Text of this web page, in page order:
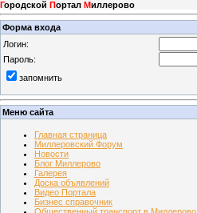
Городской Портал Миллерово
Форма входа
Логин:
Пароль:
запомнить
Меню сайта
Главная страница
Миллеровский Форум
Новости
Блог Миллерово
Галерея
Доска объявлений
Видео Портала
Бизнес справочник